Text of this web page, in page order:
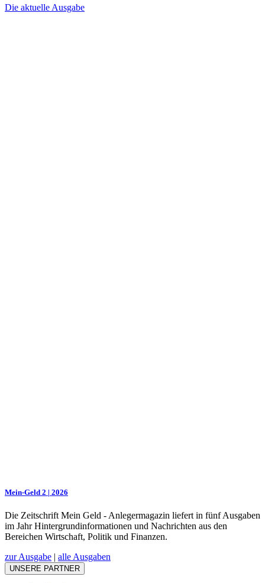
Die aktuelle Ausgabe
Mein-Geld 2 | 2026
Die Zeitschrift Mein Geld - Anlegermagazin liefert in fünf Ausgaben
im Jahr Hintergrundinformationen und Nachrichten aus den
Bereichen Wirtschaft, Politik und Finanzen.
zur Ausgabe | alle Ausgaben
UNSERE PARTNER